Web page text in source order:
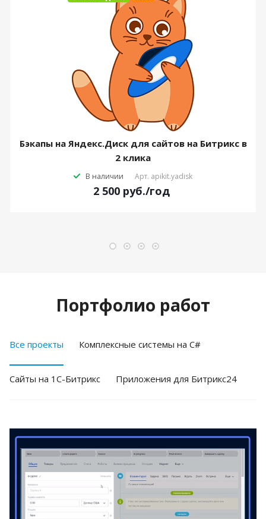
Бэкапы на Яндекс.Диск для сайтов на Битрикс в
2 клика
В наличии Арт. apikit.yadisk
2 500 руб./год
Портфолио работ
Все проекты Комплексные системы на C#
Cайты на 1С-Битрикс Приложения для Битрикс24
Смотреть проект